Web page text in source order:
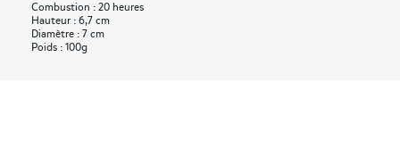
Combustion : 20 heures
Hauteur : 6,7 cm
Diamètre : 7 cm
Poids : 100g